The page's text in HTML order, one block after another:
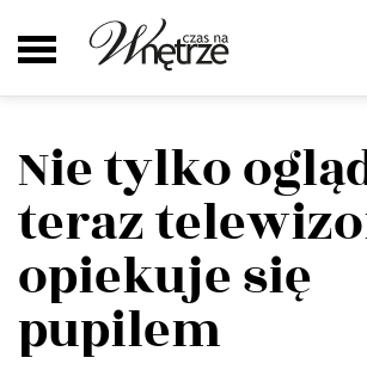
Nie tylko
teraz
opiekuje się
pupilem